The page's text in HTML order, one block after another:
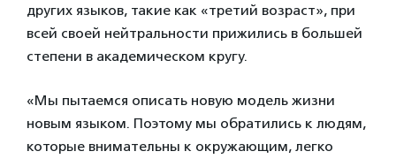
других языков, такие как «третий возраст», при
всей своей нейтральности прижились в большей
степени в академическом кругу.
«Мы пытаемся описать новую модель жизни
новым языком. Поэтому мы обратились к людям,
которые внимательны к окружающим, легко